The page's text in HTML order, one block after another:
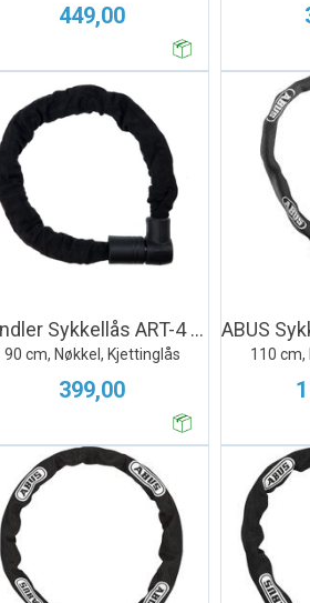
449,00
Pendler Sykkellås ART-4 Chain Lock
90 cm, Nøkkel, Kjettinglås
399,00
110 cm,